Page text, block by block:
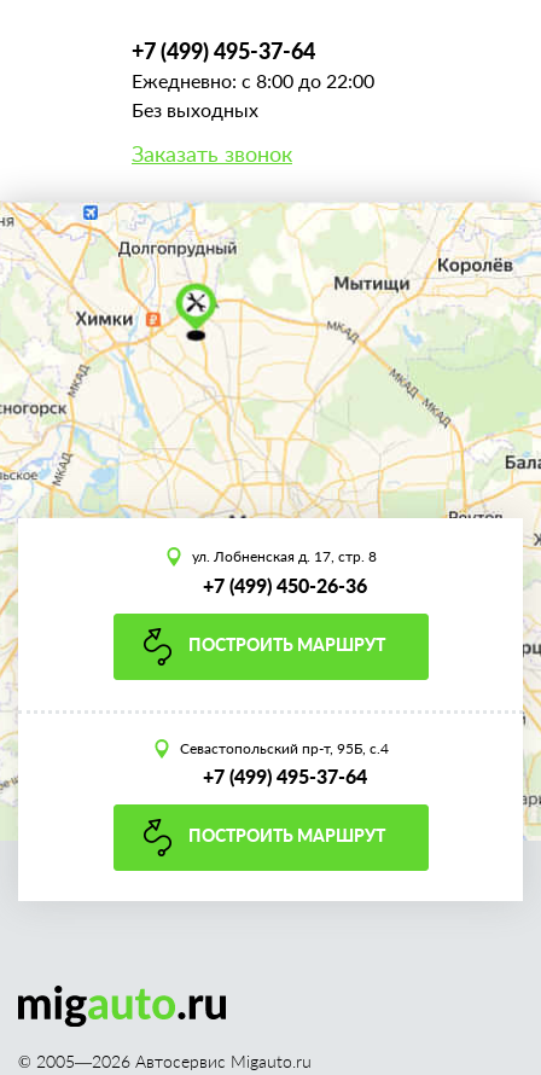
+7 (499) 495-37-64
Ежедневно: с 8:00 до 22:00
Без выходных
Заказать звонок
ул. Лобненская д. 17, стр. 8
+7 (499) 450-26-36
ПОСТРОИТЬ МАРШРУТ
Севастопольский пр-т, 95Б, с.4
+7 (499) 495-37-64
ПОСТРОИТЬ МАРШРУТ
© 2005—2026 Автосервис Migauto.ru